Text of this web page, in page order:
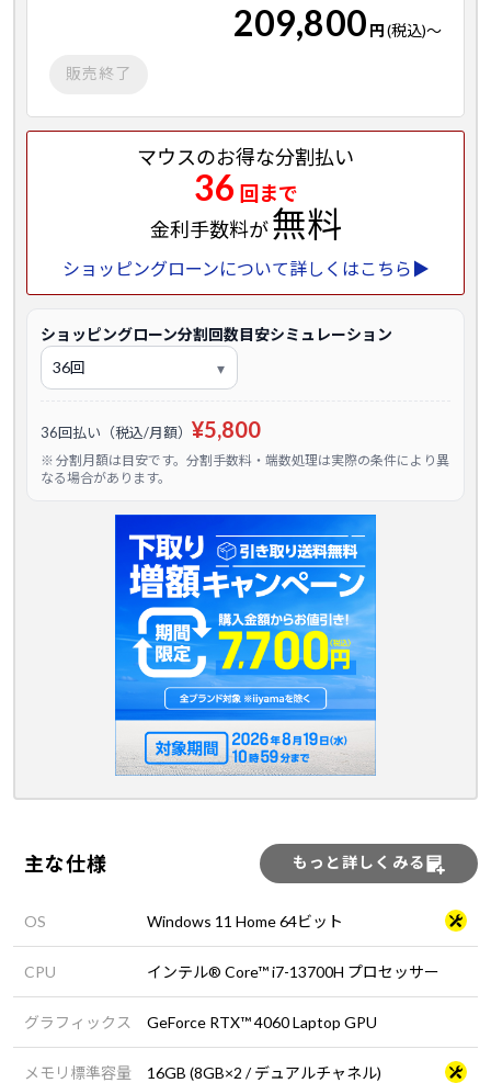
209,800 円(税込)～
販売終了
マウスのお得な分割払い
36 回まで
金利手数料が無料
ショッピングローンについて詳しくはこちら▶
ショッピングローン分割回数目安シミュレーション
36回払い（税込/月額） ¥5,800
※ 分割月額は目安です。分割手数料・端数処理は実際の条件により異
なる場合があります。
主な仕様 もっと詳しくみる
OS Windows 11 Home 64ビット
CPU インテル® Core™ i7-13700H プロセッサー
グラフィックス GeForce RTX™ 4060 Laptop GPU
メモリ標準容量 16GB (8GB×2 / デュアルチャネル)